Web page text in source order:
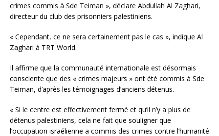
crimes commis à Sde Teiman », déclare Abdullah Al Zaghari,
directeur du club des prisonniers palestiniens.
« Cependant, ce ne sera certainement pas le cas », indique Al
Zaghari à TRT World.
Il affirme que la communauté internationale est désormais
consciente que des « crimes majeurs » ont été commis à Sde
Teiman, d’après les témoignages d’anciens détenus.
« Si le centre est effectivement fermé et qu’il n’y a plus de
détenus palestiniens, cela ne fait que souligner que
l’occupation israélienne a commis des crimes contre l’humanité